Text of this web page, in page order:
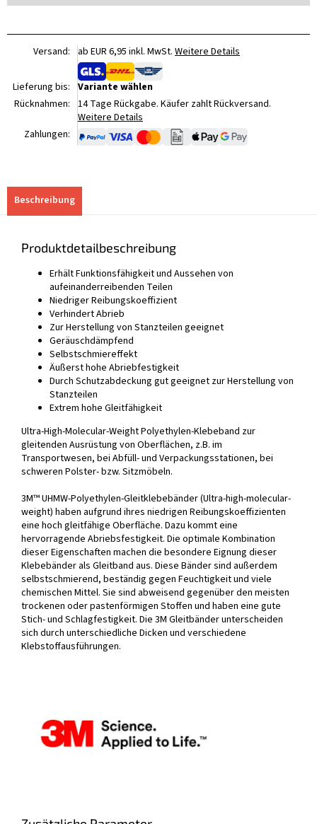
Versand: ab EUR 6,95 inkl. MwSt. Weitere Details
Lieferung bis: Variante wählen
Rücknahmen: 14 Tage Rückgabe. Käufer zahlt Rückversand.
Weitere Details
Zahlungen:
Beschreibung
Produktdetailbeschreibung
Erhält Funktionsfähigkeit und Aussehen von
aufeinanderreibenden Teilen
Niedriger Reibungskoeffizient
Verhindert Abrieb
Zur Herstellung von Stanzteilen geeignet
Geräuschdämpfend
Selbstschmiereffekt
Äußerst hohe Abriebfestigkeit
Durch Schutzabdeckung gut geeignet zur Herstellung von
Stanzteilen
Extrem hohe Gleitfähigkeit
Ultra-High-Molecular-Weight Polyethylen-Klebeband zur
gleitenden Ausrüstung von Oberflächen, z.B. im
Transportwesen, bei Abfüll- und Verpackungsstationen, bei
schweren Polster- bzw. Sitzmöbeln.
3M™ UHMW-Polyethylen-Gleitklebebänder (Ultra-high-molecular-
weight) haben aufgrund ihres niedrigen Reibungskoeffizienten
eine hoch gleitfähige Oberfläche. Dazu kommt eine
hervorragende Abriebsfestigkeit. Die optimale Kombination
dieser Eigenschaften machen die besondere Eignung dieser
Klebebänder als Gleitband aus. Diese Bänder sind außerdem
selbstschmierend, beständig gegen Feuchtigkeit und viele
chemischen Mittel. Sie sind abweisend gegenüber den meisten
trockenen oder pastenförmigen Stoffen und haben eine gute
Stich- und Schlagfestigkeit. Die 3M Gleitbänder unterscheiden
sich durch unterschiedliche Dicken und verschiedene
Klebstoffausführungen.